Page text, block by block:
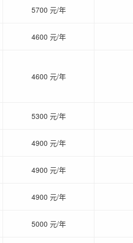
5700 元/年
4600 元/年
4600 元/年
5300 元/年
4900 元/年
4900 元/年
4900 元/年
5000 元/年